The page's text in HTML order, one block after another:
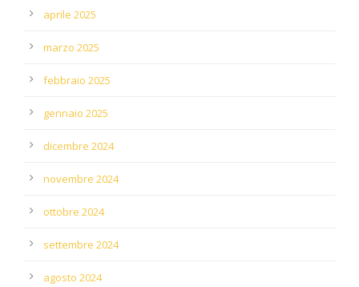
aprile 2025
marzo 2025
febbraio 2025
gennaio 2025
dicembre 2024
novembre 2024
ottobre 2024
settembre 2024
agosto 2024